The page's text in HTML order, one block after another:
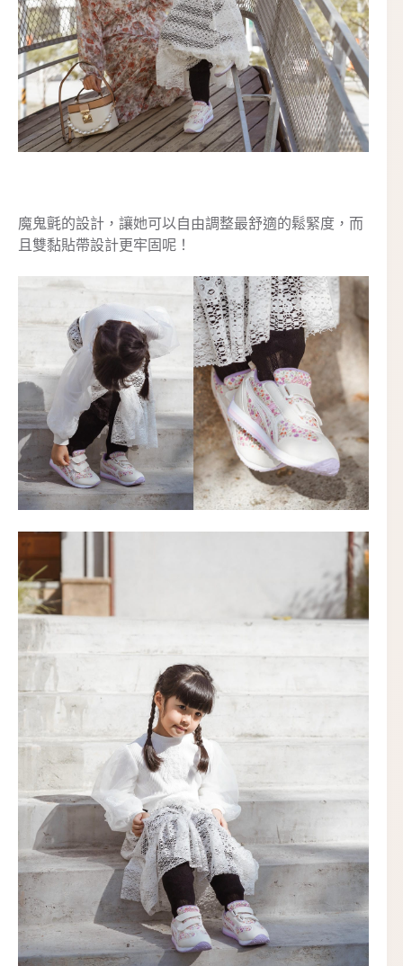
魔鬼氈的設計，讓她可以自由調整最舒適的鬆緊度，而
且雙黏貼帶設計更牢固呢！